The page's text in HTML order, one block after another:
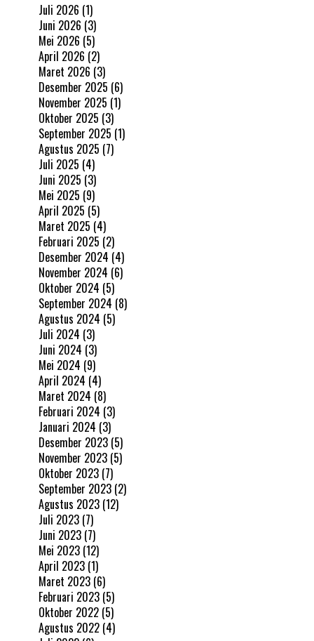
Juli 2026 (1)
Juni 2026 (3)
Mei 2026 (5)
April 2026 (2)
Maret 2026 (3)
Desember 2025 (6)
November 2025 (1)
Oktober 2025 (3)
September 2025 (1)
Agustus 2025 (7)
Juli 2025 (4)
Juni 2025 (3)
Mei 2025 (9)
April 2025 (5)
Maret 2025 (4)
Februari 2025 (2)
Desember 2024 (4)
November 2024 (6)
Oktober 2024 (5)
September 2024 (8)
Agustus 2024 (5)
Juli 2024 (3)
Juni 2024 (3)
Mei 2024 (9)
April 2024 (4)
Maret 2024 (8)
Februari 2024 (3)
Januari 2024 (3)
Desember 2023 (5)
November 2023 (5)
Oktober 2023 (7)
September 2023 (2)
Agustus 2023 (12)
Juli 2023 (7)
Juni 2023 (7)
Mei 2023 (12)
April 2023 (1)
Maret 2023 (6)
Februari 2023 (5)
Oktober 2022 (5)
Agustus 2022 (4)